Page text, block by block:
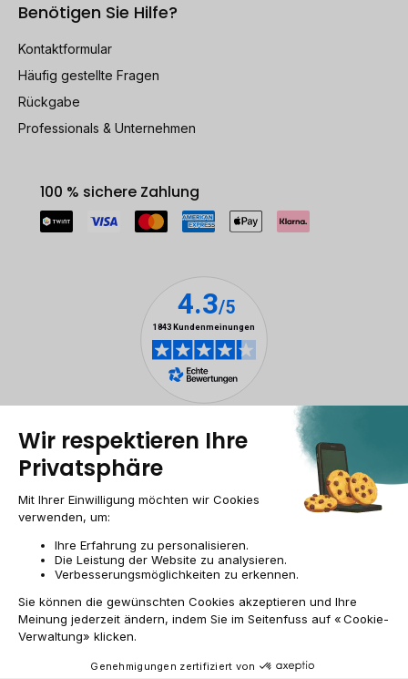
Benötigen Sie Hilfe?
Kontaktformular
Häufig gestellte Fragen
Rückgabe
Professionals & Unternehmen
100 % sichere Zahlung
Rechtliche Hinweise
Cookie-Verwaltung
Allgemeine Geschäftsbedingungen
Personenbezogener daten
Webseite der Recommerce Group
CH-DE | CHF
© 2009-2026 RECOMMERCE - Alle Rechte vorbehalten.